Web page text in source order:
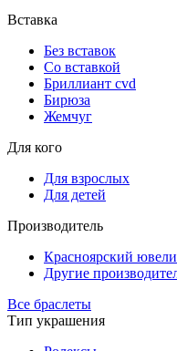
Вставка
Без вставок
Со вставкой
Бриллиант cvd
Бирюза
Жемчуг
Для кого
Для взрослых
Для детей
Производитель
Красноярский
Другие
Все браслеты
Тип украшения